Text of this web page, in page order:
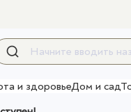
и здоровьеДом и сад